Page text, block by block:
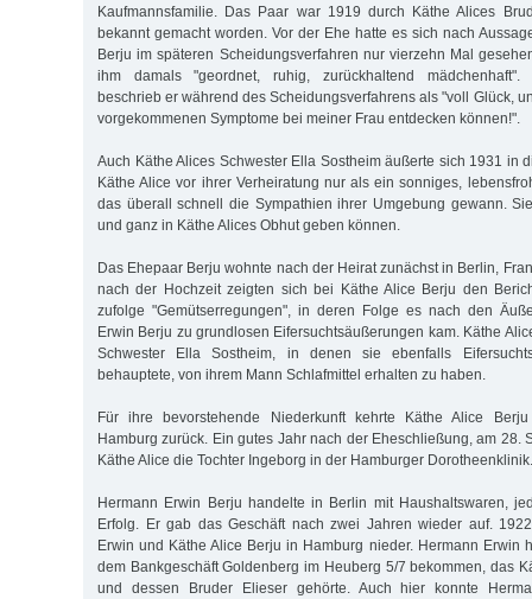
Kaufmannsfamilie. Das Paar war 1919 durch Käthe Alices
bekannt gemacht worden. Vor der Ehe hatte es sich nach
Berju im späteren Scheidungsverfahren nur vierzehn Mal
ihm damals "geordnet, ruhig, zurückhaltend mädchenhaft".
beschrieb er während des Scheidungsverfahrens als "voll Glück,
vorgekommenen Symptome bei meiner Frau entdecken können!".
Auch Käthe Alices Schwester Ella Sostheim äußerte sich 1931 in
Käthe Alice vor ihrer Verheiratung nur als ein sonniges,
das überall schnell die Sympathien ihrer Umgebung gewann.
und ganz in Käthe Alices Obhut geben können.
Das Ehepaar Berju wohnte nach der Heirat zunächst in Berlin,
nach der Hochzeit zeigten sich bei Käthe Alice Berju den
zufolge "Gemütserregungen", in deren Folge es nach den
Erwin Berju zu grundlosen Eifersuchtsäußerungen kam. Käthe
Schwester Ella Sostheim, in denen sie ebenfalls
behauptete, von ihrem Mann Schlafmittel erhalten zu haben.
Für ihre bevorstehende Niederkunft kehrte Käthe Alice
Hamburg zurück. Ein gutes Jahr nach der Eheschließung, am 28.
Käthe Alice die Tochter Ingeborg in der Hamburger Dorotheenklinik.
Hermann Erwin Berju handelte in Berlin mit Haushaltswaren,
Erfolg. Er gab das Geschäft nach zwei Jahren wieder auf.
Erwin und Käthe Alice Berju in Hamburg nieder. Hermann Erwin
dem Bankgeschäft Goldenberg im Heuberg 5/7 bekommen, das
und dessen Bruder Elieser gehörte. Auch hier konnte